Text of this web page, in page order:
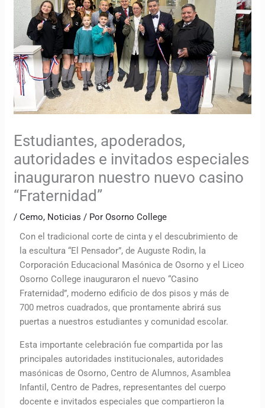
Estudiantes, apoderados,
autoridades e invitados especiales
inauguraron nuestro nuevo casino
“Fraternidad”
/Cemo, Noticias / PorOsorno College
Con el tradicional corte de cinta y el descubrimiento de
la escultura “El Pensador”, de Auguste Rodin, la
Corporación Educacional Masónica de Osorno y el Liceo
Osorno College inauguraron el nuevo “Casino
Fraternidad”, moderno edificio de dos pisos y más de
700 metros cuadrados, que prontamente abrirá sus
puertas a nuestros estudiantes y comunidad escolar.
Esta importante celebración fue compartida por las
principales autoridades institucionales, autoridades
masónicas de Osorno, Centro de Alumnos, Asamblea
Infantil, Centro de Padres, representantes del cuerpo
docente e invitados especiales que compartieron la